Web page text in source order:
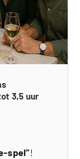
3,5 uur
spel”!